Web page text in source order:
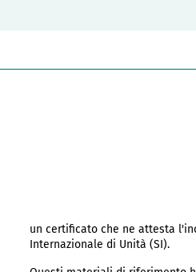
un certificato che ne attesta
Internazionale di Unità (SI).